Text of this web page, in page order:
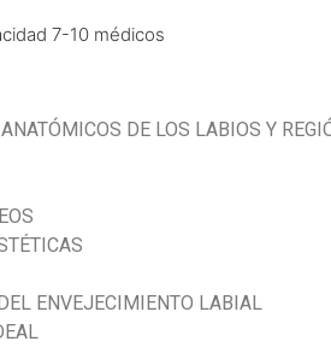
7-10 médicos
DE LOS LABIOS Y
ENVEJECIMIENTO LABIAL